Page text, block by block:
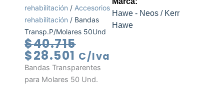
rehabilitación / Accesorios
rehabilitación / Bandas
Transp.P/Molares 50Und
$40.715El
precio
original
era:
$28.501
El
precio
actual
es:
C/Iva
Bandas Transparentes
para Molares 50 Und.
Hawe - Neos / Kerr
Hawe